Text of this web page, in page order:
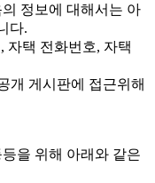
정보에 대해서는 아
다.
자택 전화번호, 자택
개 게시판에 접근위해
을 위해 아래와 같은